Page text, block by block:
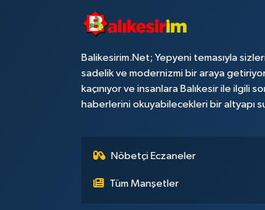
Balikesirim.Net; Yepyeni temasıyla
sadelik ve modernizmi bir araya
kaçınıyor ve insanlara Balıkesir ile ilgili
haberlerini okuyabilecekleri bir altyapı
Nöbetçi Eczaneler
Tüm Manşetler